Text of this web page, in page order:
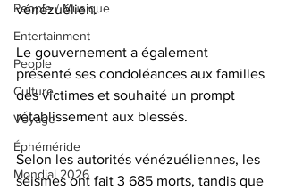
People / Musique
Entertainment
People
Culture
Voyage
Éphéméride
Mondial 2026
vénézuélien.
Le gouvernement a également
présenté ses condoléances aux familles
des victimes et souhaité un prompt
rétablissement aux blessés.
Selon les autorités vénézuéliennes, les
séismes ont fait 3 685 morts, tandis que